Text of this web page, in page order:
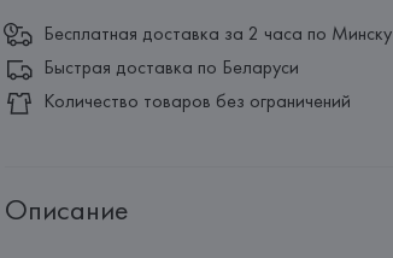
Бесплатная доставка за 2 часа по Минску
Быстрая доставка по Беларуси
Количество товаров без ограничений
Описание